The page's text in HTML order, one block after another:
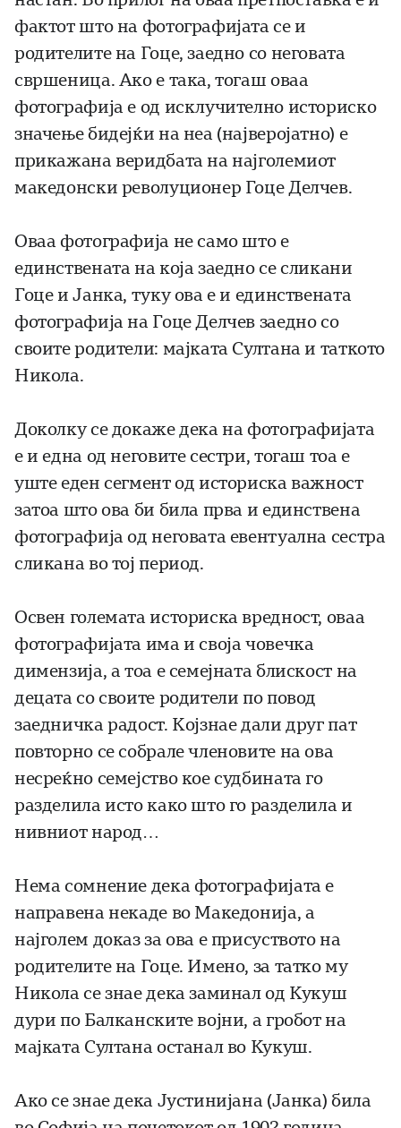
фактот што на фотографијата се и
родителите на Гоце, заедно со неговата
свршеница. Ако е така, тогаш оваа
фотографија е од исклучително историско
значење бидејќи на неа (најверојатно) е
прикажана веридбата на најголемиот
македонски револуционер Гоце Делчев.
Оваа фотографија не само што е
единствената на која заедно се сликани
Гоце и Јанка, туку ова е и единствената
фотографија на Гоце Делчев заедно со
своите родители: мајката Султана и таткото
Никола.
Доколку се докаже дека на фотографијата
е и една од неговите сестри, тогаш тоа е
уште еден сегмент од историска важност
затоа што ова би била прва и единствена
фотографија од неговата евентуална сестра
сликана во тој период.
Освен големата историска вредност, оваа
фотографијата има и своја човечка
димензија, а тоа е семејната блискост на
децата со своите родители по повод
заедничка радост. Којзнае дали друг пат
повторно се собрале членовите на ова
несреќно семејство кое судбината го
разделила исто како што го разделила и
нивниот народ…
Нема сомнение дека фотографијата е
направена некаде во Македонија, а
најголем доказ за ова е присуството на
родителите на Гоце. Имено, за татко му
Никола се знае дека заминал од Кукуш
дури по Балканските војни, а гробот на
мајката Султана останал во Кукуш.
Ако се знае дека Јустинијана (Јанка) била